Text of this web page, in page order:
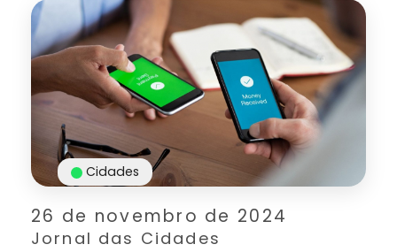
26 de novembro de 2024
Jornal das Cidades
Cidades